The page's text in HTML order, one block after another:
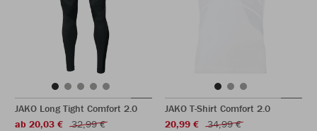
JAKO Long Tight Comfort 2.0
ab 20,03 €
32,99 €
JAKO T-Shirt Comfort 2.0
20,99 €
34,99 €